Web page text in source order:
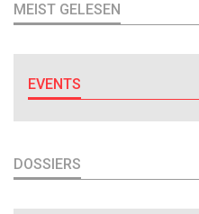
MEIST GELESEN
EVENTS
DOSSIERS